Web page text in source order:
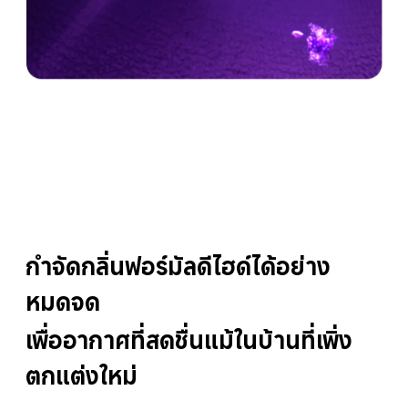
กำจัดกลิ่นฟอร์มัลดีไฮด์ได้อย่าง
หมดจด
เพื่ออากาศที่สดชื่นแม้ในบ้านที่เพิ่ง
ตกแต่งใหม่